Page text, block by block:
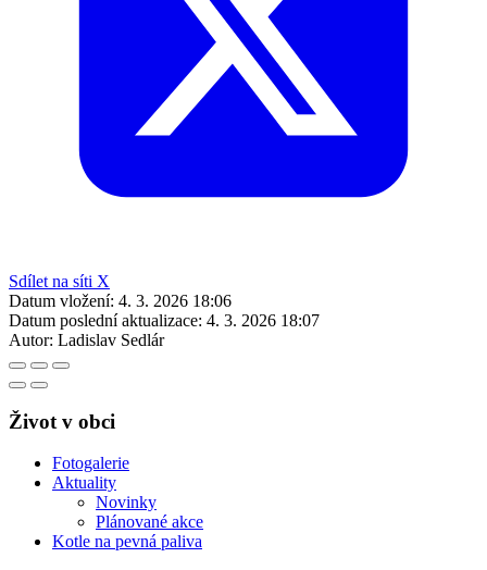
Sdílet na síti X
Datum vložení: 4. 3. 2026 18:06
Datum poslední aktualizace: 4. 3. 2026 18:07
Autor: Ladislav Sedlár
Život v obci
Fotogalerie
Aktuality
Novinky
Plánované akce
Kotle na pevná paliva